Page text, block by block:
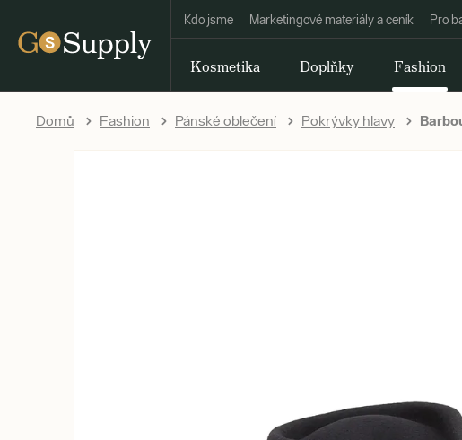
Kdo jsme Marketingové materiály a ceník Pro
Kosmetika Doplňky Fashion
Domů Fashion Pánské oblečení Pokrývky hlavy